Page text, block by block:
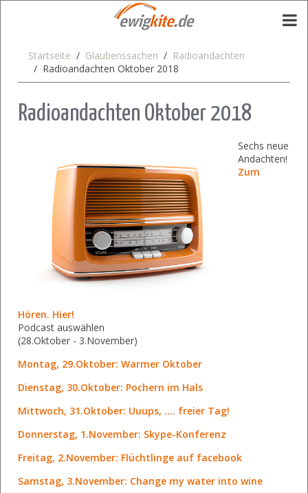
Startseite Glaubenssachen
Radioandachten
Radioandachten Oktober 2018
Radioandachten Oktober 2018
Sechs neue
Andachten!
Zum
Hören. Hier!
Podcast auswählen
(28.Oktober - 3.November)
Montag, 29.Oktober: Warmer Oktober
Dienstag, 30.Oktober: Pochern im Hals
Mittwoch, 31.Oktober: Uuups, .... freier Tag!
Donnerstag, 1.November: Skype-Konferenz
Freitag, 2.November: Flüchtlinge auf facebook
Samstag, 3.November: Change my water into wine